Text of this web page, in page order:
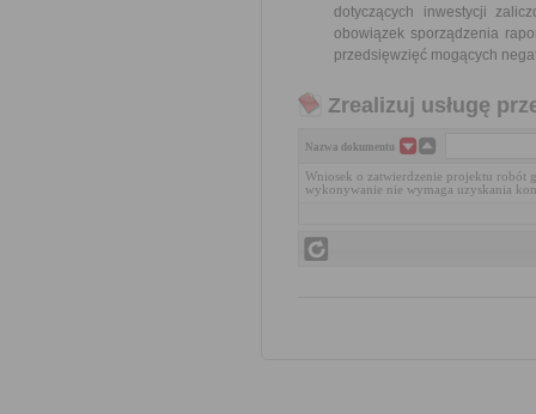
dotyczących inwestycji
obowiązek sporządzenia
przedsięwzięć mogących
Zrealizuj usługę
Nazwa dokumentu
Wniosek o zatwierdzenie projektu robót
wykonywanie nie wymaga uzyskania